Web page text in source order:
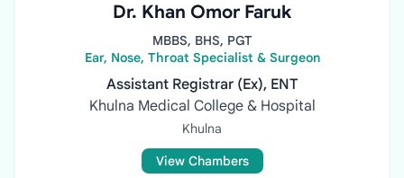
Dr. Khan Omor Faruk
MBBS, BHS, PGT
Ear, Nose, Throat Specialist & Surgeon
Assistant Registrar (Ex), ENT
Khulna Medical College & Hospital
Khulna
View Chambers